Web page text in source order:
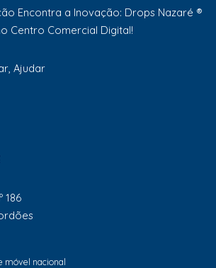
Encontra a Inovação: Drops Nazaré ®
Centro Comercial Digital!
Ajudar
186
móvel nacional